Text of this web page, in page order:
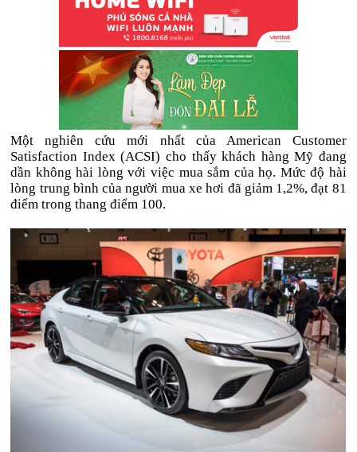
Một nghiên cứu mới nhất của American Customer
Satisfaction Index (ACSI) cho thấy khách hàng Mỹ đang
dần không hài lòng với việc mua sắm của họ. Mức độ hài
lòng trung bình của người mua xe hơi đã giảm 1,2%, đạt 81
điểm trong thang điểm 100.